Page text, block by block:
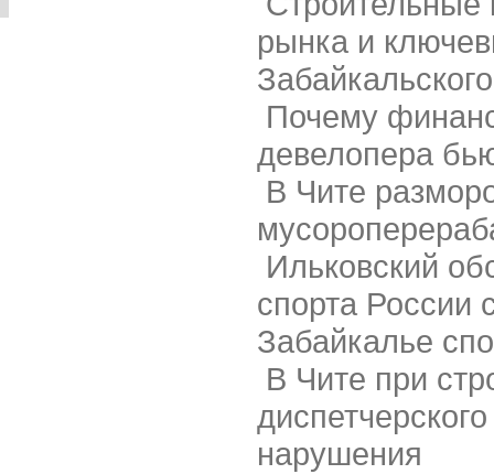
рынка и
Почему
девелопера
В Чите
Ильковский
спорта России
Забайкалье
В Чите при
нарушения